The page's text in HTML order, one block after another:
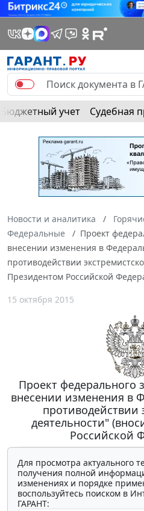
Бюджетный учет Судебная
Новости и аналитика
Федеральные
Проект
внесении изменения в
противодействии
Президентом Российской
15 октября 2015
Проект федерального
внесении изменения в
противодействии
деятельности"
Российской
Для просмотра актуального
получения полной
изменениях и порядке
воспользуйтесь поиском в
ГАРАНТ: